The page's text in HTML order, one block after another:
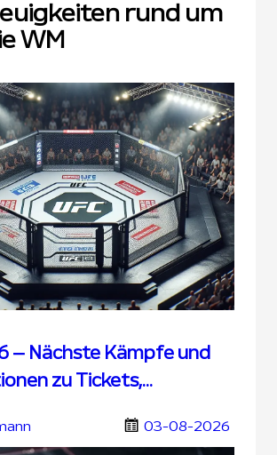
rund um
WM
– Nächste Kämpfe und
zu Tickets,
03-08-2026